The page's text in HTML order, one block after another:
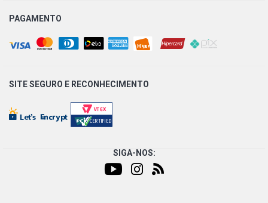
PAGAMENTO
SITE SEGURO E RECONHECIMENTO
SIGA-NOS: